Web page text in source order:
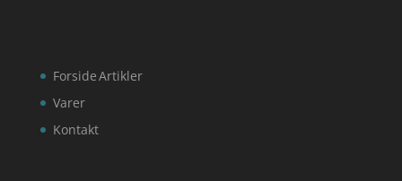
Forside
Varer
Kontakt
Artikler